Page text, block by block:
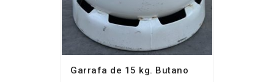
Garrafa de 15 kg. Butano